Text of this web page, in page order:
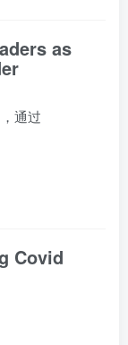
as
通过
Covid